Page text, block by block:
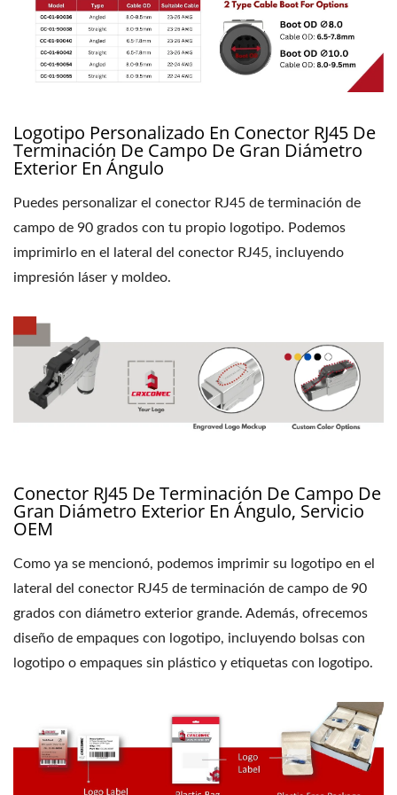
Logotipo Personalizado En Conector RJ45 De
Terminación De Campo De Gran Diámetro
Exterior En Ángulo
Puedes personalizar el conector RJ45 de terminación de
campo de 90 grados con tu propio logotipo. Podemos
imprimirlo en el lateral del conector RJ45, incluyendo
impresión láser y moldeo.
Conector RJ45 De Terminación De Campo De
Gran Diámetro Exterior En Ángulo, Servicio
OEM
Como ya se mencionó, podemos imprimir su logotipo en el
lateral del conector RJ45 de terminación de campo de 90
grados con diámetro exterior grande. Además, ofrecemos
diseño de empaques con logotipo, incluyendo bolsas con
logotipo o empaques sin plástico y etiquetas con logotipo.